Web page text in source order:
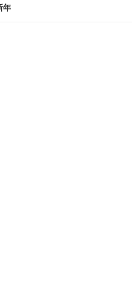
年